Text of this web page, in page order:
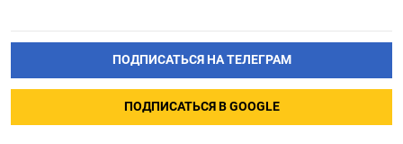
ПОДПИСАТЬСЯ НА ТЕЛЕГРАМ
ПОДПИСАТЬСЯ В GOOGLE